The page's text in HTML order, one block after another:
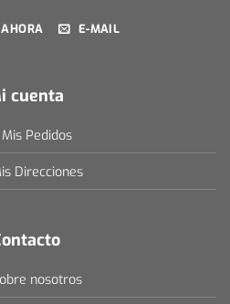
E-MAIL
cuenta
Mis Pedidos
Direcciones
nosotros